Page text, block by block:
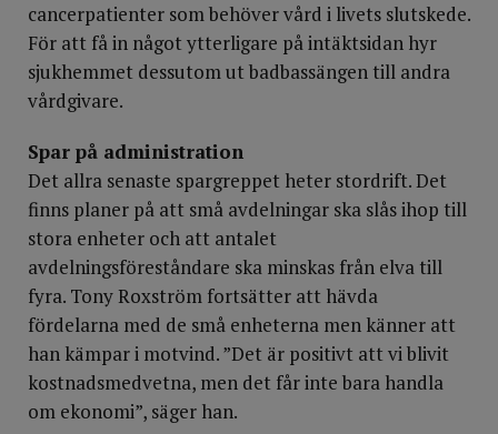
cancerpatienter som behöver vård i livets slutskede.
För att få in något ytterligare på intäktsidan hyr
sjukhemmet dessutom ut badbassängen till andra
vårdgivare.
Spar på administration
Det allra senaste spargreppet heter stordrift. Det
finns planer på att små avdelningar ska slås ihop till
stora enheter och att antalet
avdelningsföreståndare ska minskas från elva till
fyra. Tony Roxström fortsätter att hävda
fördelarna med de små enheterna men känner att
han kämpar i motvind. ”Det är positivt att vi blivit
kostnadsmedvetna, men det får inte bara handla
om ekonomi”, säger han.